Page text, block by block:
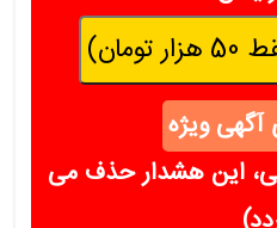
آگهی ویژه
این هشدار حذف می